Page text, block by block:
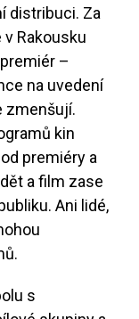
distribuci. Za
Rakousku
–
na uvedení
zmenšují.
kin
premiéry a
a film zase
Ani lidé,
s